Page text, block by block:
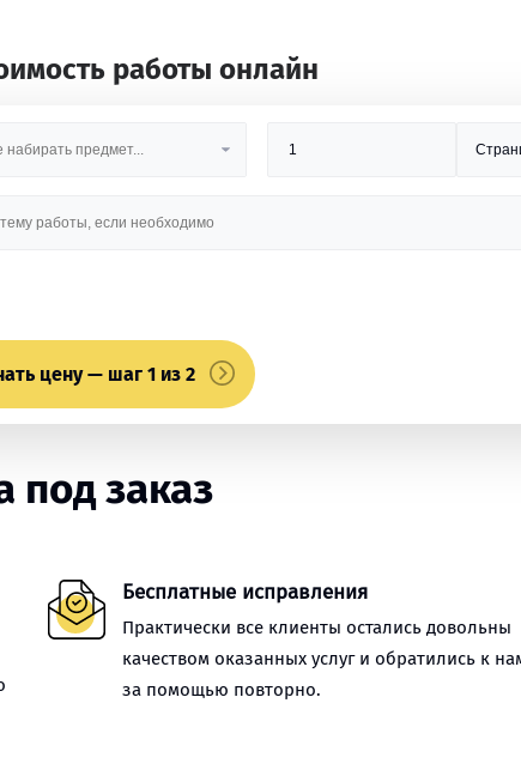
работы онлайн
цену — шаг 1 из 2
под заказ
Бесплатные исправления
Практически все клиенты остались довольны
качеством оказанных услуг и обратились к
за помощью повторно.